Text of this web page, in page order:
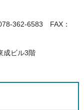
362-6583 FAX：
ビル3階